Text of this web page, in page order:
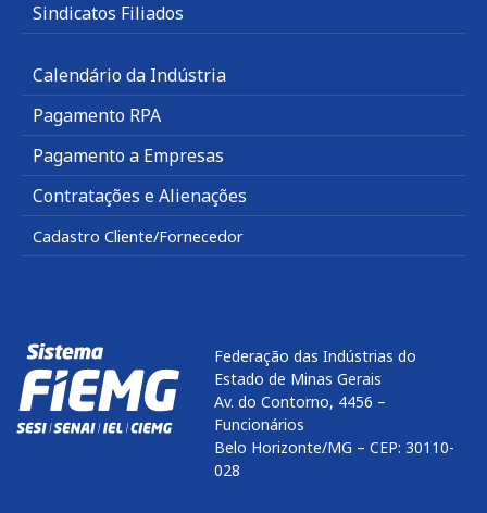
Sindicatos Filiados
Calendário da Indústria
Pagamento RPA
Pagamento a Empresas
Contratações e Alienações
Cadastro Cliente/Fornecedor
Federação das Indústrias do
Estado de Minas Gerais
Av. do Contorno, 4456 –
Funcionários
Belo Horizonte/MG – CEP: 30110-
028